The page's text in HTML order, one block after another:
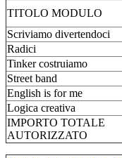
TITOLO MODULO
Scriviamo divertendoci
Radici
Tinker costruiamo
Street band
English is for me
Logica creativa
IMPORTO TOTALE
AUTORIZZATO